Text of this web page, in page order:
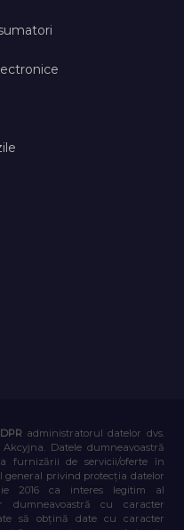
administratorul datelor dvs.
Akcyjna. Datele dumneavoastră
furnizării de servicii/oferte în
general privind protecția datelor
2016 ca interes legitim al
dumneavoastră cu caracter
să obțină date cu caracter